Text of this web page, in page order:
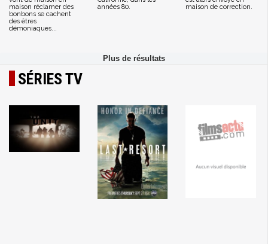
maison réclamer des
bonbons se cachent
des êtres
démoniaques...
années 80.
maison de correction.
SÉRIES TV